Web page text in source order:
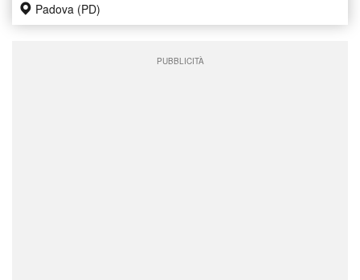
Padova (PD)
PUBBLICITÀ